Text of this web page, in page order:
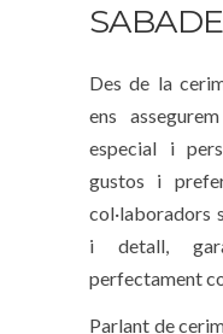
Des de la
ens
especial i
gustos i
col·laboradors
i detall,
perfectament
Parlant de